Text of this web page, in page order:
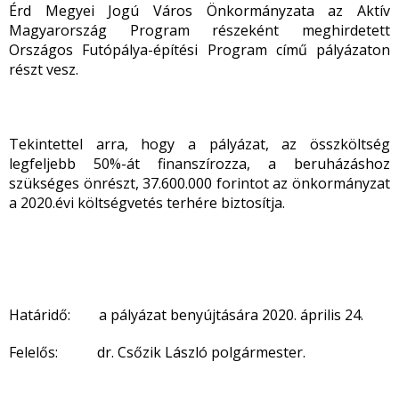
Érd Megyei Jogú Város Önkormányzata az Aktív
Magyarország Program részeként meghirdetett
Országos Futópálya-építési Program című pályázaton
részt vesz.
Tekintettel arra, hogy a pályázat, az összköltség
legfeljebb 50%-át finanszírozza, a beruházáshoz
szükséges önrészt, 37.600.000 forintot az önkormányzat
a 2020.évi költségvetés terhére biztosítja.
Határidő: a pályázat benyújtására 2020. április 24.
Felelős: dr. Csőzik László polgármester.